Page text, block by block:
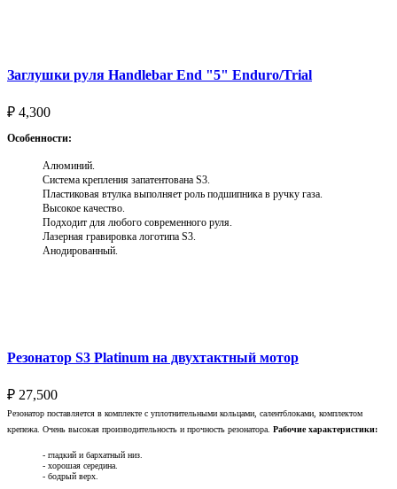
Заглушки руля Handlebar End "5" Enduro/Trial
₽ 4,300
Особенности:
Алюминий.
Система крепления запатентована S3.
Пластиковая втулка выполняет роль подшипника в ручку газа.
Высокое качество.
Подходит для любого современного руля.
Лазерная гравировка логотипа S3.
Анодированный.
Резонатор S3 Platinum на двухтактный мотор
₽ 27,500
Резонатор поставляется в комплекте с уплотнительными кольцами, салентблоками, комплектом
крепежа. Очень высокая производительность и прочность резонатора. Рабочие характеристики:
- гладкий и бархатный низ.
- хорошая середина.
- бодрый верх.